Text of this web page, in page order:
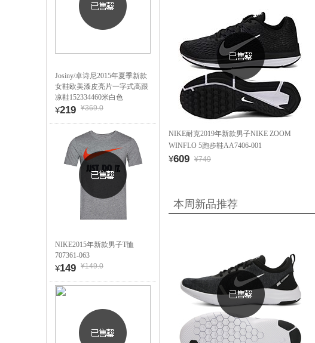
Josiny/卓诗尼2015年夏季新款
女鞋欧美漆皮亮片一字式高跟
凉鞋152334460米白色
¥219 ¥369.0
NIKE2015年新款男子T恤
707361-063
¥149 ¥149.0
NIKE耐克2019年新款男子NIKE ZOOM
WINFLO 5跑步鞋AA7406-001
¥609 ¥749
本周新品推荐